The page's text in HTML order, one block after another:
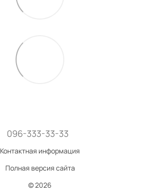
096-333-33-33
Контактная информация
Полная версия сайта
© 2026